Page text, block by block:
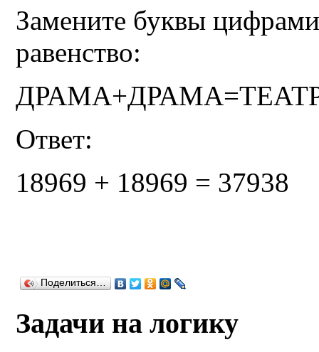
Замените буквы
равенство:
Ответ:
18969 + 18969 = 37938
Поделиться…
Задачи на логику